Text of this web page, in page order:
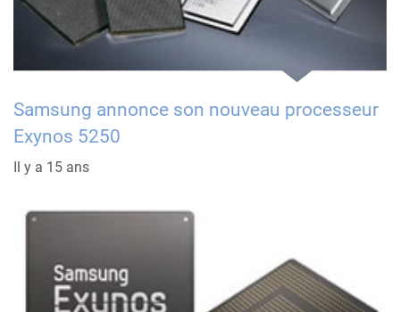
Samsung annonce son nouveau processeur
Exynos 5250
Il y a 15 ans